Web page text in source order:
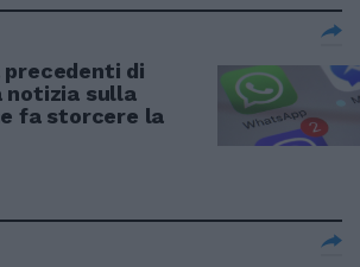
precedenti di
notizia sulla
fa storcere la